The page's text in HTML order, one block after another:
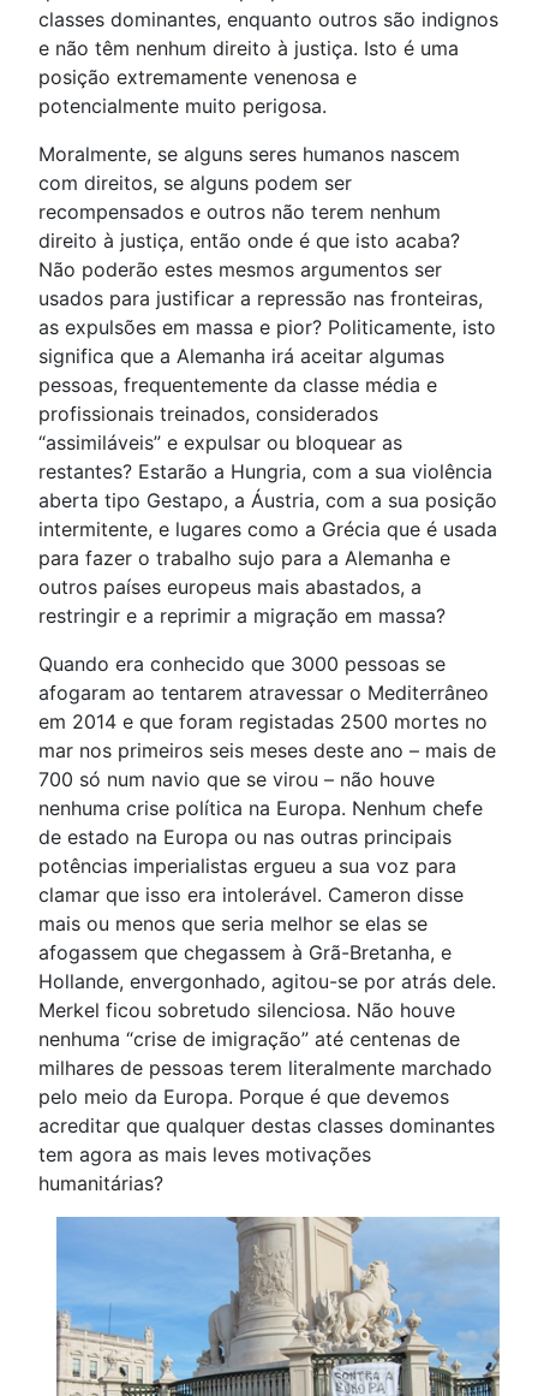
classes dominantes, enquanto outros são indignos
e não têm nenhum direito à justiça. Isto é uma
posição extremamente venenosa e
potencialmente muito perigosa.
Moralmente, se alguns seres humanos nascem
com direitos, se alguns podem ser
recompensados e outros não terem nenhum
direito à justiça, então onde é que isto acaba?
Não poderão estes mesmos argumentos ser
usados para justificar a repressão nas fronteiras,
as expulsões em massa e pior? Politicamente, isto
significa que a Alemanha irá aceitar algumas
pessoas, frequentemente da classe média e
profissionais treinados, considerados
“assimiláveis” e expulsar ou bloquear as
restantes? Estarão a Hungria, com a sua violência
aberta tipo Gestapo, a Áustria, com a sua posição
intermitente, e lugares como a Grécia que é usada
para fazer o trabalho sujo para a Alemanha e
outros países europeus mais abastados, a
restringir e a reprimir a migração em massa?
Quando era conhecido que 3000 pessoas se
afogaram ao tentarem atravessar o Mediterrâneo
em 2014 e que foram registadas 2500 mortes no
mar nos primeiros seis meses deste ano – mais de
700 só num navio que se virou – não houve
nenhuma crise política na Europa. Nenhum chefe
de estado na Europa ou nas outras principais
potências imperialistas ergueu a sua voz para
clamar que isso era intolerável. Cameron disse
mais ou menos que seria melhor se elas se
afogassem que chegassem à Grã-Bretanha, e
Hollande, envergonhado, agitou-se por atrás dele.
Merkel ficou sobretudo silenciosa. Não houve
nenhuma “crise de imigração” até centenas de
milhares de pessoas terem literalmente marchado
pelo meio da Europa. Porque é que devemos
acreditar que qualquer destas classes dominantes
tem agora as mais leves motivações
humanitárias?